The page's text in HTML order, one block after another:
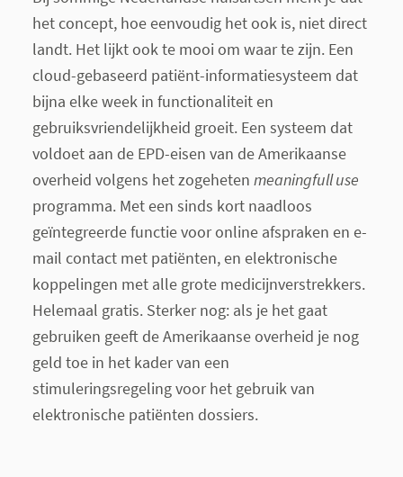
het concept, hoe eenvoudig het ook is, niet direct
landt. Het lijkt ook te mooi om waar te zijn. Een
cloud-gebaseerd patiënt-informatiesysteem dat
bijna elke week in functionaliteit en
gebruiksvriendelijkheid groeit. Een systeem dat
voldoet aan de EPD-eisen van de Amerikaanse
overheid volgens het zogeheten meaningfull use
programma. Met een sinds kort naadloos
geïntegreerde functie voor online afspraken en e-
mail contact met patiënten, en elektronische
koppelingen met alle grote medicijnverstrekkers.
Helemaal gratis. Sterker nog: als je het gaat
gebruiken geeft de Amerikaanse overheid je nog
geld toe in het kader van een
stimuleringsregeling voor het gebruik van
elektronische patiënten dossiers.